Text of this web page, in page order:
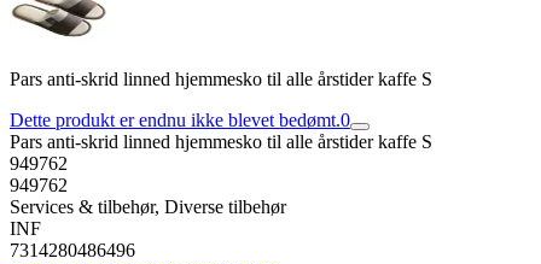
Pars anti-skrid linned hjemmesko til alle årstider kaffe S
Dette produkt er endnu ikke blevet bedømt.0
Pars anti-skrid linned hjemmesko til alle årstider kaffe S
949762
949762
Services & tilbehør, Diverse tilbehør
INF
7314280486496